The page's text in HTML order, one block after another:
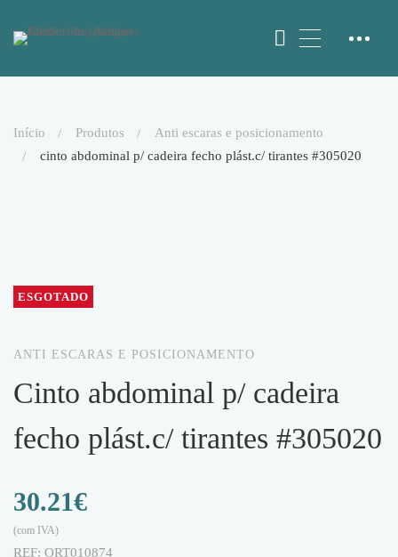
início produtos
anti escaras e posicionamento
cinto abdominal p/ cadeira fecho plást.c/ tirantes #305020
ESGOTADO
ANTI ESCARAS E POSICIONAMENTO
cinto abdominal p/ cadeira
fecho plást.c/ tirantes #305020
30.21€
(com IVA)
REF: ORT010874